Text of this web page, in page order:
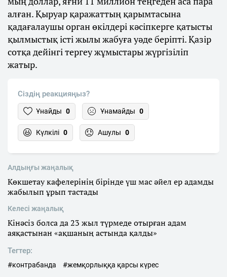
алған. Қыруар қаражаттың қарымтасына
қадағалаушы орган өкілдері кәсіпкерге қатысты
қылмыстық істі жылы жабуға уәде беріпті. Қазір
сотқа дейінгі тергеу жұмыстары жүргізіліп
жатыр.
Сіздің реакцияңыз?
Ұнайды 0 Ұнамайды 0
Күлкілі 0 Ашулы 0
Алдыңғы жаңалық
Көкшетау кафелерінің бірінде үш мас әйел ер адамды
жабылып ұрып тастады
Келесі жаңалық
Кінәсіз болса да 23 жыл түрмеде отырған адам
аяқастынан «ақшаның астында қалды»
Тегтер:
#контрабанда #жемқорлыққа қарсы күрес